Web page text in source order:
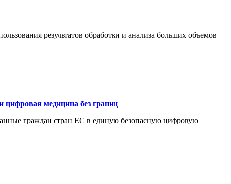
результатов обработки и анализа больших объемов
цифровая медицина без границ
граждан стран ЕС в единую безопасную цифровую